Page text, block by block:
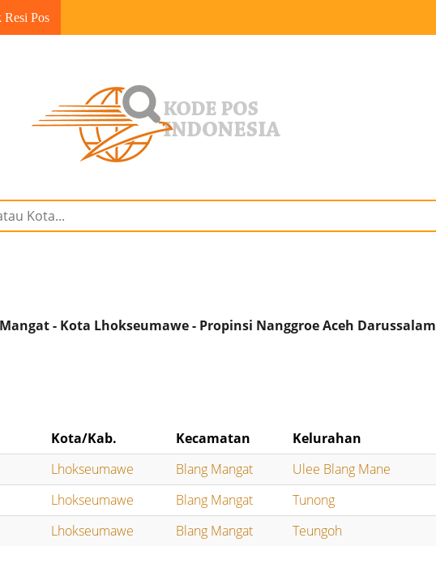
Resi Pos
- Kota Lhokseumawe - Propinsi Nanggroe Aceh Darussalam
Kota/Kab. Kecamatan Kelurahan
Lhokseumawe Blang Mangat Ulee Blang Mane
Lhokseumawe Blang Mangat Tunong
Lhokseumawe Blang Mangat Teungoh